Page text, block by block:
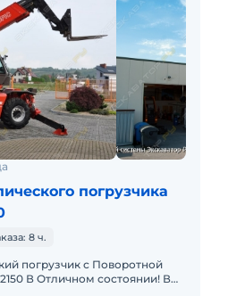
погрузчика
8 ч.
погрузчик с Поворотной
В Отличном состоянии! В